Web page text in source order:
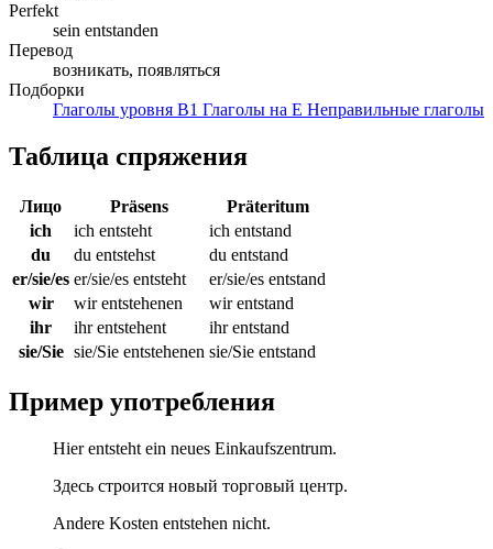
Perfekt
sein entstanden
Перевод
возникать, появляться
Подборки
Глаголы уровня B1 Глаголы на E Неправильные глаголы
Таблица спряжения
Лицо Präsens
Präteritum
ich
ich entsteht
ich entstand
du
du entstehst
du entstand
er/sie/es er/sie/es entsteht
er/sie/es entstand
wir
wir entstehenen
wir entstand
ihr
ihr entstehent
ihr entstand
sie/Sie sie/Sie entstehenen sie/Sie entstand
Пример употребления
Hier entsteht ein neues Einkaufszentrum.
Здесь строится новый торговый центр.
Andere Kosten entstehen nicht.